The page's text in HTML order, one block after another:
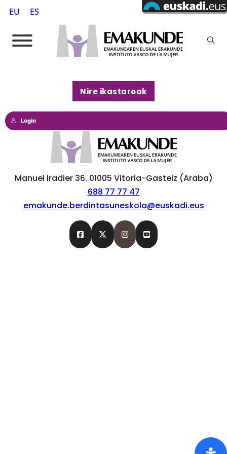
EU ES
Nire ikastaroak
Login
Manuel Iradier 36. 01005 Vitoria-Gasteiz (Araba)
688 77 77 47
emakunde.berdintasuneskola@euskadi.eus